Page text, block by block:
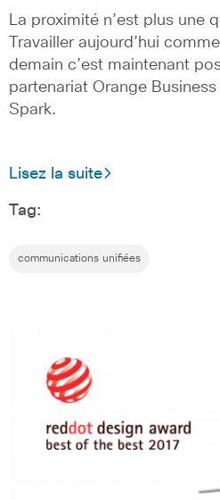
La proximité n’est plus une
Travailler aujourd’hui
demain c’est maintenant
partenariat Orange
Spark.
Lisez la suite
Tag:
communications unifiées